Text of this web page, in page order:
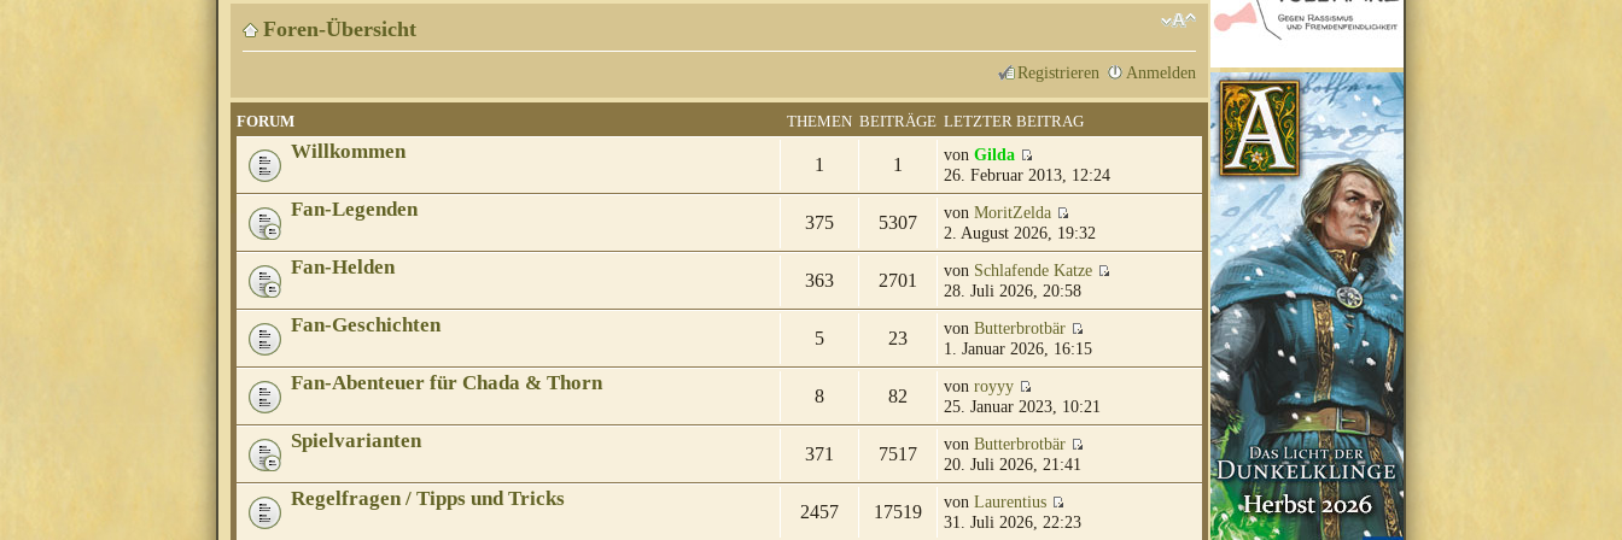
Foren-Übersicht
Registrieren Anmelden
FORUM THEMEN BEITRÄGE LETZTER BEITRAG
Willkommen
1 1 von Gilda
26. Februar 2013, 12:24
Fan-Legenden
375 5307 von MoritZelda
2. August 2026, 19:32
Fan-Helden
363 2701 von Schlafende Katze
28. Juli 2026, 20:58
Fan-Geschichten
5 23 von Butterbrotbär
1. Januar 2026, 16:15
Fan-Abenteuer für Chada & Thorn
8 82 von royyy
25. Januar 2023, 10:21
Spielvarianten
371 7517 von Butterbrotbär
20. Juli 2026, 21:41
Regelfragen / Tipps und Tricks
2457 17519 von Laurentius
31. Juli 2026, 22:23